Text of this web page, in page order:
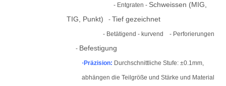
- Entgraten - Schweissen (MIG,
TIG, Punkt)
- Tief gezeichnet
- Betätigend - kurvend - Perforierungen
- Befestigung
· Präzision: Durchschnittliche Stufe: ±0.1mm,
abhängen die Teilgröße und Stärke und Material